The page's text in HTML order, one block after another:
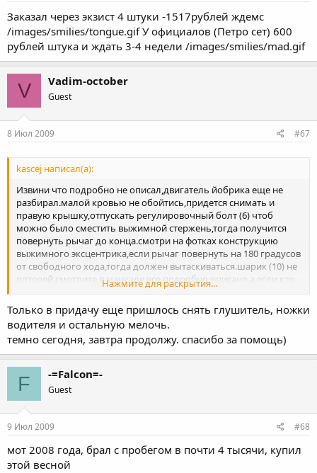
Заказал через экзист 4 штуки -1517рублей ждемс
/images/smilies/tongue.gif У официалов (Петро сет) 600
рублей штука и ждать 3-4 недели /images/smilies/mad.gif
V Vadim-october
Guest
8 Июл 2009 #67
kascej написал(а):
Извини что подробно не описал,двигатель йобрика еще не
разбирал.малой кровью не обойтись,придется снимать и
правую крышку,отпускать регулировочный болт (6) чтоб
можно было сместить выжимной стержень,тогда получится
повернуть рычаг до конца.смотри на фотках конструкцию
выжимного эксцентрика,если рычаг повернуть на 180 градусов
от свободного хода,тогда должен вытаскиваться.шарик (10) не
потеряй.смотрите в мануале все подробно описано,а если кто
по англицки не понимает все в рисунках показано,каждая
Нажмите для раскрытия...
Только в придачу еще пришлось снять глушитель, ножки
водителя и остальную мелочь.
темно сегодня, завтра продолжу. спасибо за помощь)
F -=Falcon=-
Guest
9 Июл 2009 #68
мот 2008 года, брал с пробегом в почти 4 тысячи, купил
этой весной